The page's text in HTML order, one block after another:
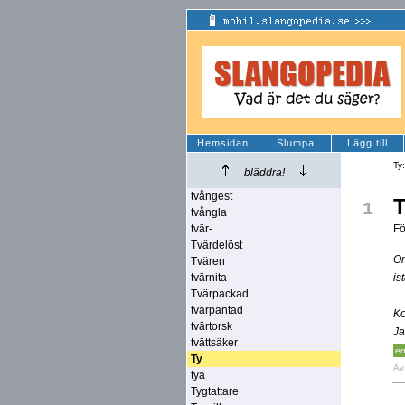
Hemsidan Slumpa Lägg till
bläddra!
tvångest
tvångla
tvär-
Tvärdelöst
Tvären
tvärnita
Tvärpackad
tvärpantad
tvärtorsk
tvättsäker
Ty
tya
Tygtattare
Ty:
1
Av